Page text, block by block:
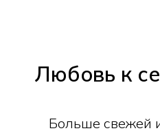
Любовь к
Больше свежей